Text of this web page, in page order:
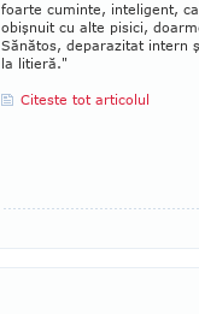
foarte cuminte, inteligent,
obişnuit cu alte pisici,
Sănătos, depa­razitat intern
la litieră."
Citeste tot articolul